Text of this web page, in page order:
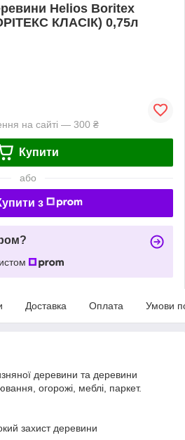
Helios Boritex
КЛАСІК) 0,75л
на сайті — 300 ₴
Купити
або
з
Доставка Оплата Умови
деревини та деревини
огорожі, меблі, паркет.
захист деревини